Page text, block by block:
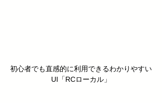
初心者でも直感的に利用できるわかりやすい
UI「RCローカル」